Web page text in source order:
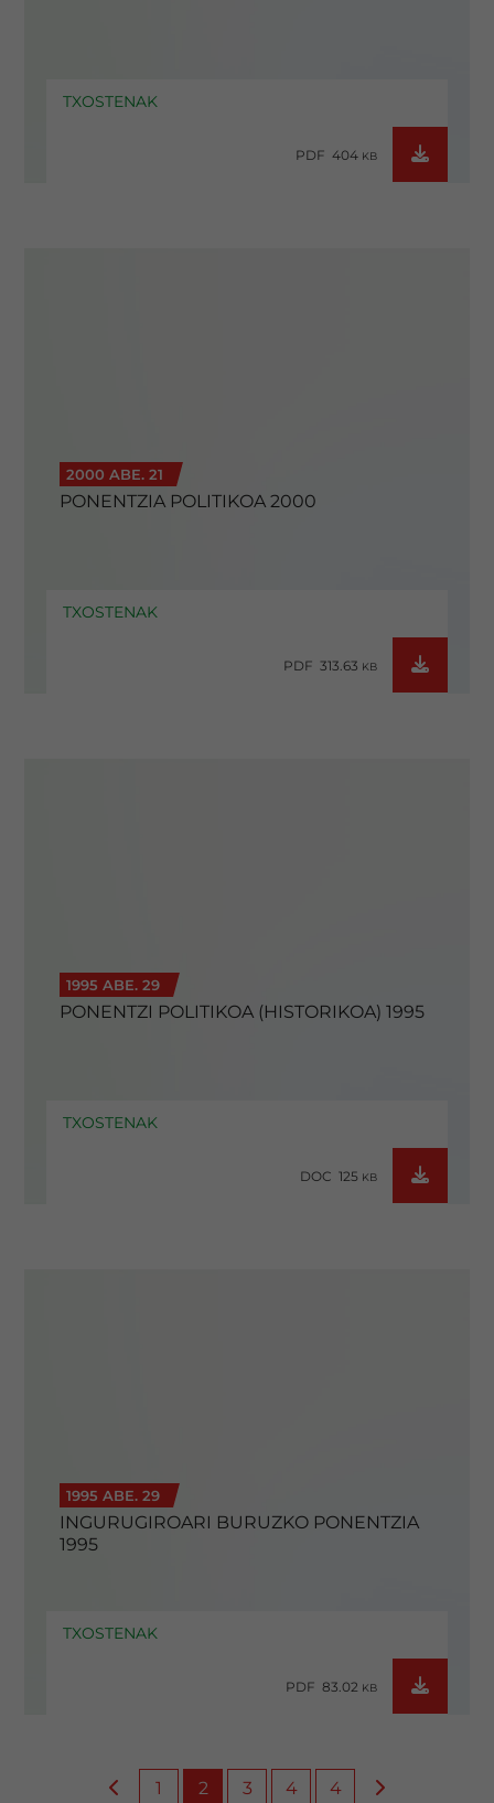
TXOSTENAK
PDF 404 KB
2000 ABE. 21
PONENTZIA POLITIKOA 2000
TXOSTENAK
PDF 313.63 KB
1995 ABE. 29
PONENTZI POLITIKOA (HISTORIKOA) 1995
TXOSTENAK
DOC 125 KB
1995 ABE. 29
INGURUGIROARI BURUZKO PONENTZIA
1995
TXOSTENAK
PDF 83.02 KB
1 2 3 4 4